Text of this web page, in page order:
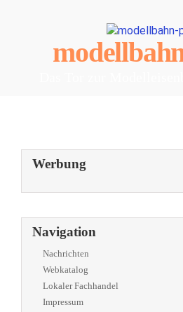
Werbung
Navigation
Nachrichten
Webkatalog
Lokaler Fachhandel
Impressum